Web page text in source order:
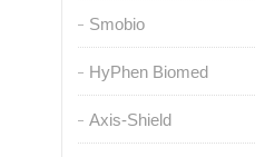
Smobio
HyPhen Biomed
Axis-Shield